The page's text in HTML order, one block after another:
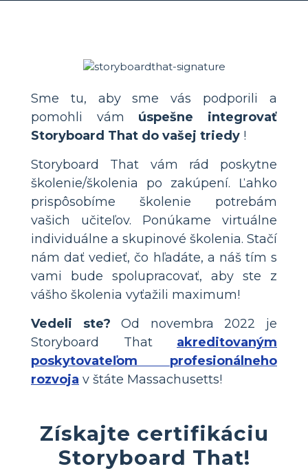
Sme tu, aby sme vás podporili a
pomohli vám úspešne integrovať
Storyboard That do vašej triedy !
Storyboard That vám rád poskytne
školenie/školenia po zakúpení. Ľahko
prispôsobíme školenie potrebám
vašich učiteľov. Ponúkame virtuálne
individuálne a skupinové školenia. Stačí
nám dať vedieť, čo hľadáte, a náš tím s
vami bude spolupracovať, aby ste z
vášho školenia vyťažili maximum!
Vedeli ste? Od novembra 2022 je
Storyboard That akreditovaným
poskytovateľom profesionálneho
rozvoja v štáte Massachusetts!
Získajte certifikáciu
Storyboard That!